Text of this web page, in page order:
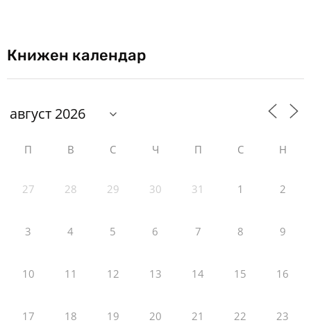
Книжен календар
П В С Ч П С Н
27 28 29 30 31 1 2
3 4 5 6 7 8 9
10 11 12 13 14 15 16
17 18 19 20 21 22 23